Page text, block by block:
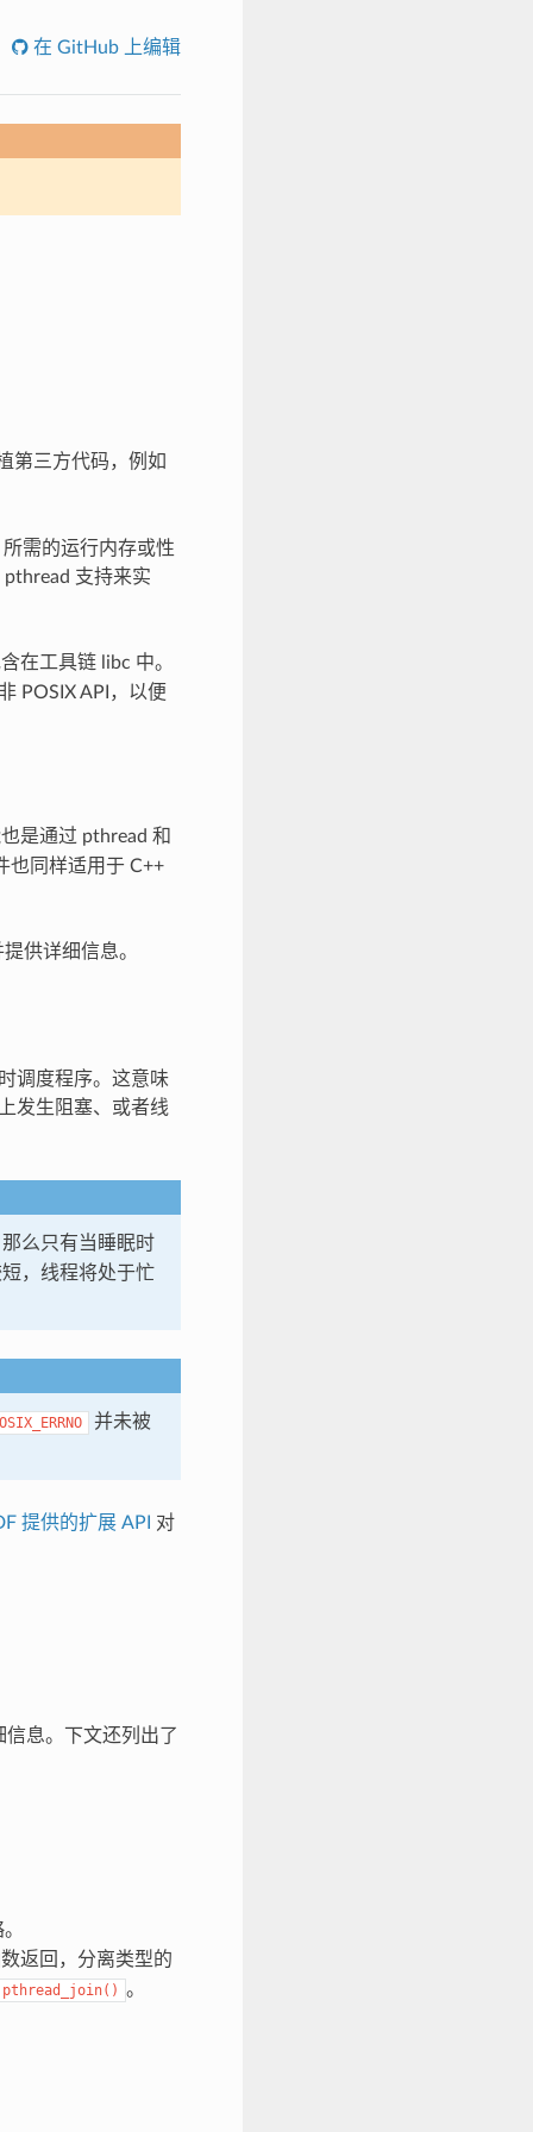
在 GitHub 上编辑
第三方代码，例如
需的运行内存或性
pthread 支持来实
在工具链 libc 中。
POSIX API，以便
是通过 pthread 和
也同样适用于 C++
提供详细信息。
调度程序。这意味
发生阻塞、或者线
那么只有当睡眠时
，线程将处于忙
并未被
提供的扩展 API
对
息。下文还列出了
返回，分离类型的
pthread_join() 。